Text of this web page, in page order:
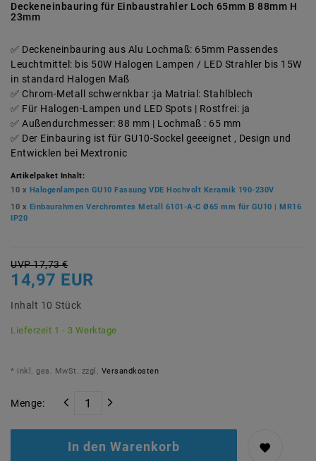
Deckeneinbauring für Einbaustrahler Loch 65mm B 88mm H
23mm
Deckeneinbauring aus Alu Lochmaß: 65mm Passendes
Leuchtmittel: bis 50W Halogen Lampen / LED Strahler bis 15W
in standard Halogen Maß
Chrom-Metall schwernkbar :ja Matrial: Stahlblech
Für Halogen-Lampen und LED Spots | Rostfrei: ja
Außendurchmesser: 88 mm | Lochmaß : 65 mm
Der Einbauring ist für GU10-Sockel geeeignet , Design und
Entwicklen bei Mextronic
Artikelpaket Inhalt:
10 x Halogenlampen GU10 Fassung VDE Hochvolt Keramik 190-230V
10 x Einbaurahmen Verchromtes Metall 6101-A-C Ø65 mm für GU10 | MR16
IP20
UVP 17,73 €
14,97 EUR
Inhalt 10 Stück
Lieferzeit 1 - 3 Werktage
* inkl. ges. MwSt. zzgl. Versandkosten
Menge:
In den Warenkorb